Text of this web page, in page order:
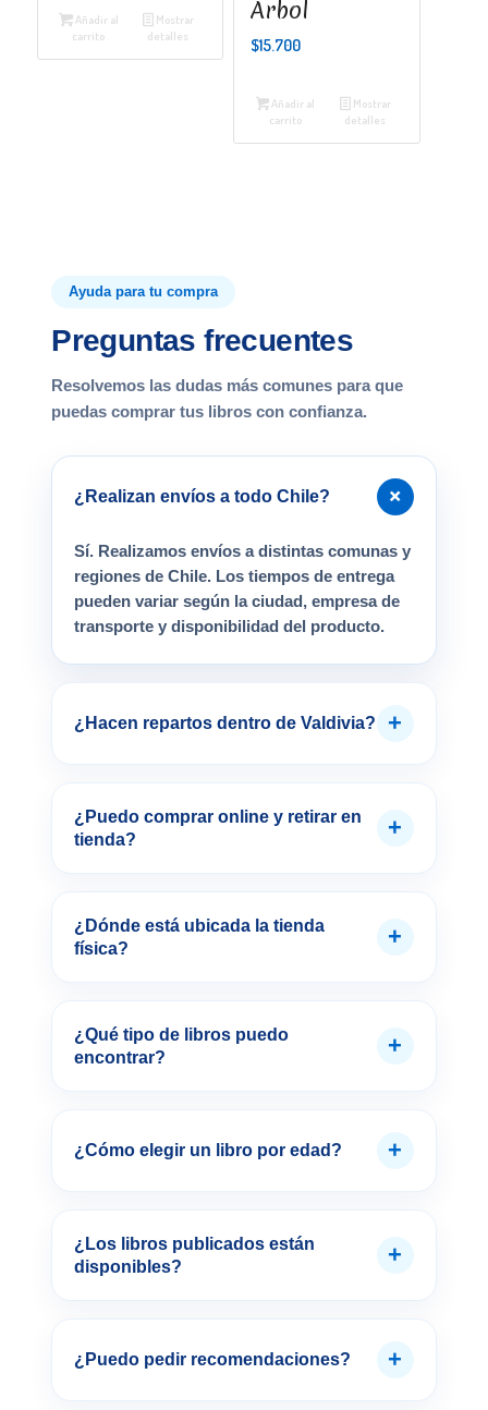
Añadir al
carrito
Mostrar
detalles
Árbol
$15.700
Añadir al
carrito
Mostrar
detalles
Ayuda para tu compra
Preguntas frecuentes
Resolvemos las dudas más comunes para que
puedas comprar tus libros con confianza.
¿Realizan envíos a todo Chile? +
Sí. Realizamos envíos a distintas comunas y
regiones de Chile. Los tiempos de entrega
pueden variar según la ciudad, empresa de
transporte y disponibilidad del producto.
¿Hacen repartos dentro de Valdivia? +
¿Puedo comprar online y retirar en
tienda?
+
¿Dónde está ubicada la tienda
física?
+
¿Qué tipo de libros puedo
encontrar?
+
¿Cómo elegir un libro por edad? +
¿Los libros publicados están
disponibles?
+
¿Puedo pedir recomendaciones? +